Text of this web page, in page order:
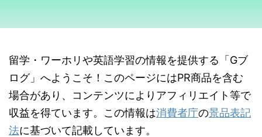
留学・ワーホリや英語学習の情報を提供する「Gブ
ログ」へようこそ！このページにはPR商品を含む
場合があり、コンテンツによりアフィリエイト等で
収益を得ています。この情報は消費者庁の景品表記
法に基づいて記載しています。